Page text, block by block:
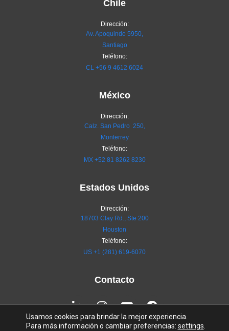
Chile
Dirección:
Av. Apoquindo 5950,
Santiago
Teléfono:
CL +56 9 4612 6024
México
Dirección:
Calz. San Pedro 250,
Monterrey
Teléfono:
MX +52 81 8262 8230
Estados Unidos
Dirección:
18703 Clay Rd., Ste 200
Houston
Teléfono:
US +1 (281) 619-6070
Contacto
Linkedin-
Instagram
YoutubeFacebook
Usamos cookies para brindar la mejor experiencia.
Para más información o cambiar preferencias: settings